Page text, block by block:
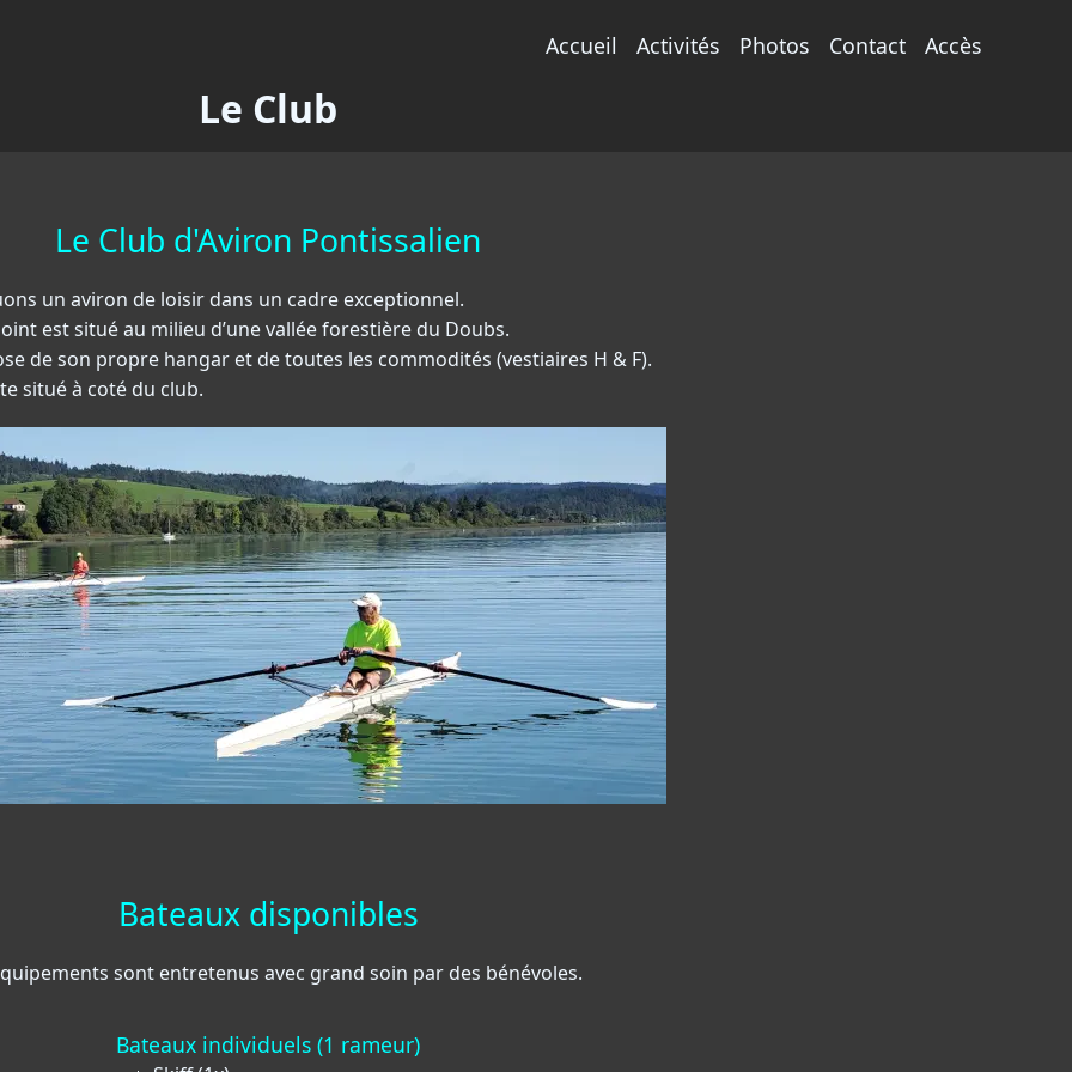
Accueil Activités Photos Contact Accès
Le Club
Le Club d'Aviron Pontissalien
un aviron de loisir dans un cadre exceptionnel.
est situé au milieu d’une vallée forestière du Doubs.
de son propre hangar et de toutes les commodités (vestiaires H & F).
situé à coté du club.
Bateaux disponibles
sont entretenus avec grand soin par des bénévoles.
Bateaux individuels (1 rameur)